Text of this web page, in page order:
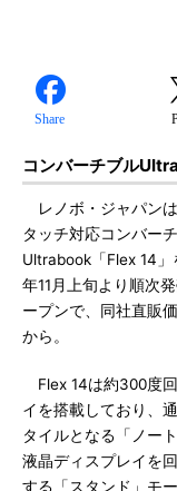
Share
コンバーチブル
レノボ・ジャパン
タッチ対応コンバー
Ultrabook「Flex 14
年11月上旬より順次
ープンで、同社直販
から。
Flex 14は約300度
イを搭載しており、
タイルとなる「ノー
液晶ディスプレイを
する「スタンド」モ